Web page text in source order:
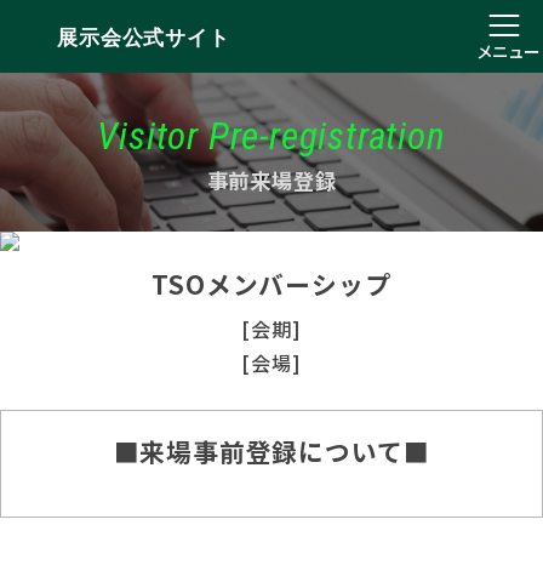
展示会公式サイト
メニュー
Visitor Pre-registration
事前来場登録
TSOメンバーシップ
[会期]
[会場]
■来場事前登録について■